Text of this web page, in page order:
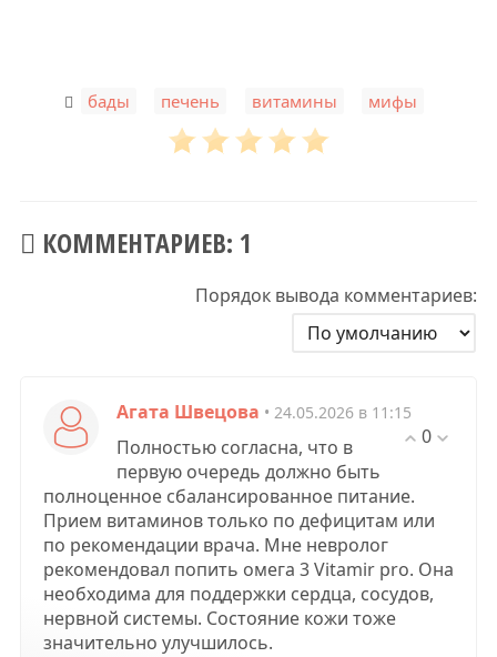
бады печень витамины мифы
КОММЕНТАРИЕВ: 1
Порядок вывода комментариев:
Агата Швецова • 24.05.2026 в 11:15
0
Полностью согласна, что в
первую очередь должно быть
полноценное сбалансированное питание.
Прием витаминов только по дефицитам или
по рекомендации врача. Мне невролог
рекомендовал попить омега 3 Vitamir pro. Она
необходима для поддержки сердца, сосудов,
нервной системы. Состояние кожи тоже
значительно улучшилось.